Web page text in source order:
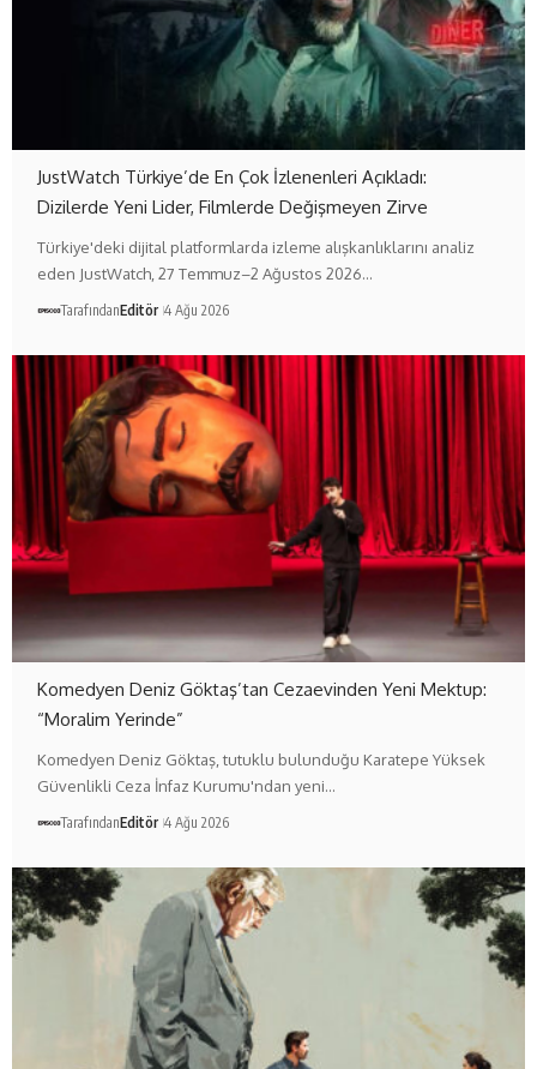
JustWatch Türkiye’de En Çok İzlenenleri Açıkladı:
Dizilerde Yeni Lider, Filmlerde Değişmeyen Zirve
Türkiye'deki dijital platformlarda izleme alışkanlıklarını analiz
eden JustWatch, 27 Temmuz–2 Ağustos 2026…
TarafındanEditör 4 Ağu 2026
Komedyen Deniz Göktaş’tan Cezaevinden Yeni Mektup:
“Moralim Yerinde”
Komedyen Deniz Göktaş, tutuklu bulunduğu Karatepe Yüksek
Güvenlikli Ceza İnfaz Kurumu'ndan yeni…
TarafındanEditör 4 Ağu 2026